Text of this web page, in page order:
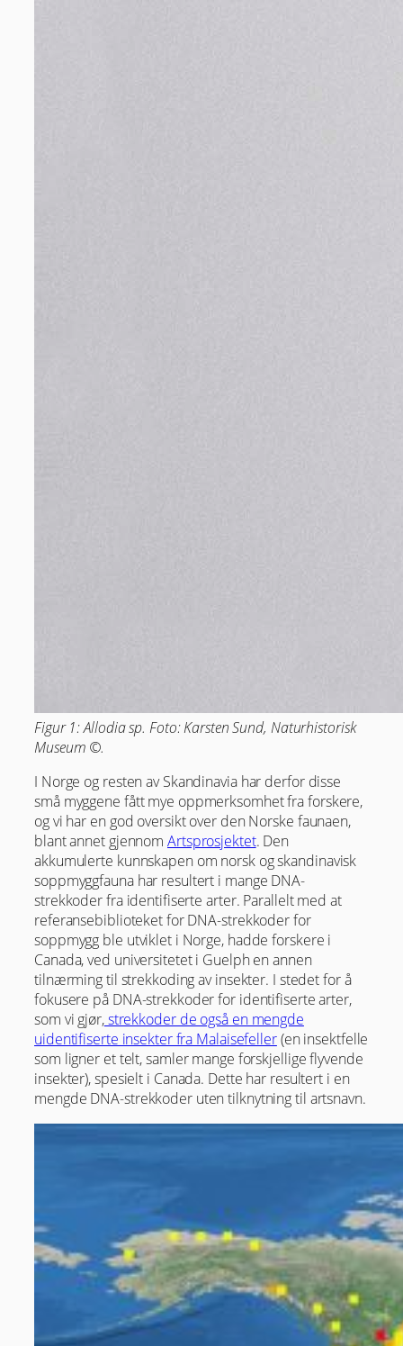
Figur 1: Allodia sp. Foto: Karsten Sund, Naturhistorisk
Museum ©.
I Norge og resten av Skandinavia har derfor disse
små myggene fått mye oppmerksomhet fra forskere,
og vi har en god oversikt over den Norske faunaen,
blant annet gjennom Artsprosjektet. Den
akkumulerte kunnskapen om norsk og skandinavisk
soppmyggfauna har resultert i mange DNA-
strekkoder fra identifiserte arter. Parallelt med at
referansebiblioteket for DNA-strekkoder for
soppmygg ble utviklet i Norge, hadde forskere i
Canada, ved universitetet i Guelph en annen
tilnærming til strekkoding av insekter. I stedet for å
fokusere på DNA-strekkoder for identifiserte arter,
som vi gjør,strekkoder de også en mengde
uidentifiserte insekter fra Malaisefeller(en insektfelle
som ligner et telt, samler mange forskjellige flyvende
insekter), spesielt i Canada. Dette har resultert i en
mengde DNA-strekkoder uten tilknytning til artsnavn.